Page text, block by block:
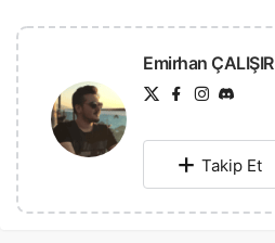
Emirhan ÇALIŞIR
Takip Et